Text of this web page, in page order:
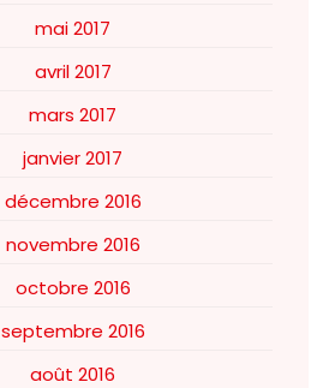
mai 2017
avril 2017
mars 2017
janvier 2017
décembre 2016
novembre 2016
octobre 2016
septembre 2016
août 2016